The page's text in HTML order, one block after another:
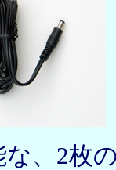
、2枚